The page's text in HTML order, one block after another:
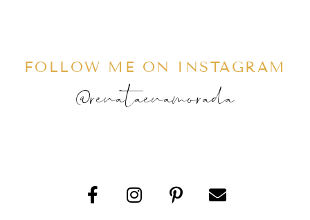
FOLLOW ME ON INSTAGRAM
@renataenamorada